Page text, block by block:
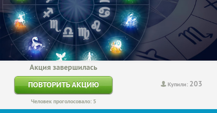
Купили: 203
Акция завершилась
ПОВТОРИТЬ АКЦИЮ
Человек проголосовало: 5